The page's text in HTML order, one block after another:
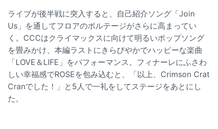
ライブが後半戦に突入すると、自己紹介ソング「Join
Us」を通してフロアのボルテージがさらに高まってい
く。CCCはクライマックスに向けて明るいポップソング
を畳みかけ、本編ラストにきらびやかでハッピーな楽曲
「LOVE＆LIFE」をパフォーマンス。フィナーレにふさわ
しい幸福感でROSEを包み込むと、「以上、Crimson Crat
Cranでした！」と5人で一礼をしてステージをあとにし
た。